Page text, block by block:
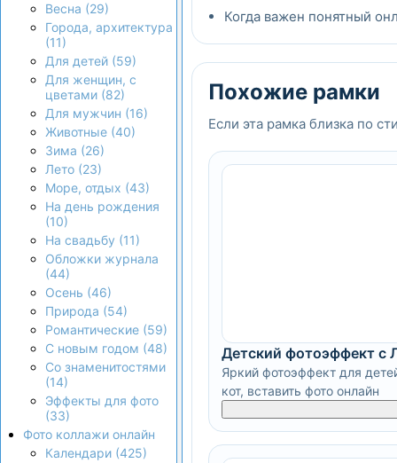
Весна (29)
Города, архитектура
(11)
Для детей (59)
Для женщин, с
цветами (82)
Для мужчин (16)
Животные (40)
Зима (26)
Лето (23)
Море, отдых (43)
На день рождения
(10)
На свадьбу (11)
Обложки журнала
(44)
Осень (46)
Природа (54)
Романтические (59)
С новым годом (48)
Со знаменитостями
(14)
Эффекты для фото
(33)
Фото коллажи онлайн
Календари (425)
Когда важен понятный
Похожие рамки
Если эта рамка близка по
Детский фотоэффект с
Яркий фотоэффект для
кот, вставить фото онлайн